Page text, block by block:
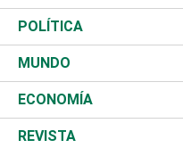
Nacional
Ciudad
Educación
Salud
POLÍTICA
Partidos
JCE
TSE
MUNDO
Estados Unidos
América Latina
ECONOMÍA
Finanzas
REVISTA